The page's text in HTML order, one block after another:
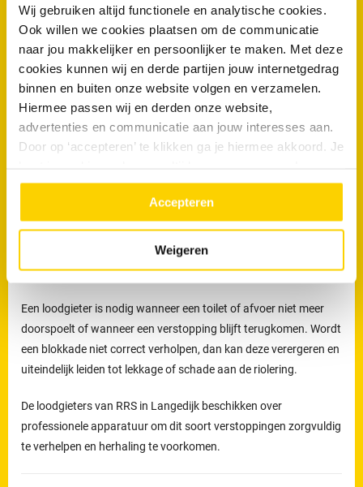
Wij gebruiken altijd functionele en analytische cookies.
Ook willen we cookies plaatsen om de communicatie
naar jou makkelijker en persoonlijker te maken. Met deze
cookies kunnen wij en derde partijen jouw internetgedrag
binnen en buiten onze website volgen en verzamelen.
Hiermee passen wij en derden onze website,
advertenties en communicatie aan jouw interesses aan.
Door op ‘accepteren’ te klikken ga je hiermee akkoord. Je
meer over in onsprivacy beleid.
Accepteren
Weigeren
Welke werkzaamheden voert een loodgieter uit bij
rioolproblemen?
De loodgieters van RRS worden ingezet voor het verhelpen van
verstoppingen en lekkages, maar ook voor het reinigen,
inspecteren en preventief onderhouden van rioleringen.
Preventief onderhoud helpt om ophoping van vuil tijdig te
en onverwachte kosten.
Loodgieters voor ontstopping van uw WC
of afvoer in Langedijk
Wanneer is een loodgieter nodig bij een verstopte wc of afvoer?
Een loodgieter is nodig wanneer een toilet of afvoer niet meer
doorspoelt of wanneer een verstopping blijft terugkomen. Wordt
een blokkade niet correct verholpen, dan kan deze verergeren en
uiteindelijk leiden tot lekkage of schade aan de riolering.
De loodgieters van RRS in Langedijk beschikken over
professionele apparatuur om dit soort verstoppingen zorgvuldig
te verhelpen en herhaling te voorkomen.